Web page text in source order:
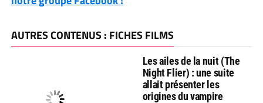
AUTRES CONTENUS : FICHES FILMS
Les ailes de la nuit (The
Night Flier) : une suite
allait présenter les
origines du vampire